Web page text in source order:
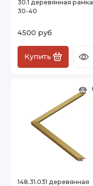
30.1 деревянная рамка
30-40
4500 руб
Купить
148.31.031 деревянная